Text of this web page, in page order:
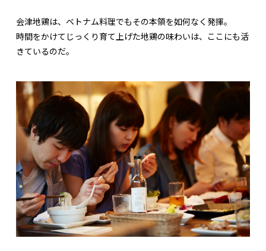
会津地鶏は、ベトナム料理でもその本領を如何なく発揮。
時間をかけてじっくり育て上げた地鶏の味わいは、ここにも活
きているのだ。